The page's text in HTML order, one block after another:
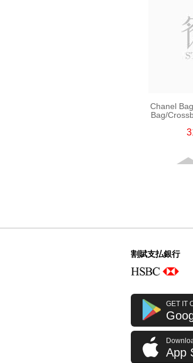
Chanel
Bag/
Chanel
Shoulder
割賦支払銀行
GET IT
App